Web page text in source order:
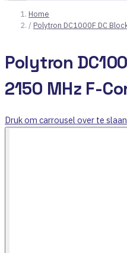
Home
/ Polytron DC1000F DC
Polytron
2150 MHz F-
Druk om carrousel over te slaan